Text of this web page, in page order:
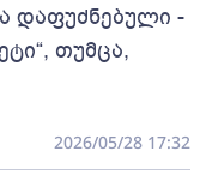
დაფუძნებული -
თუმცა,
2026/05/28 17:32